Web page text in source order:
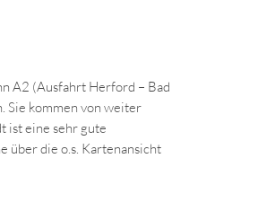
A2 (Ausfahrt Herford – Bad
Sie kommen von weiter
ist eine sehr gute
über die o.s. Kartenansicht